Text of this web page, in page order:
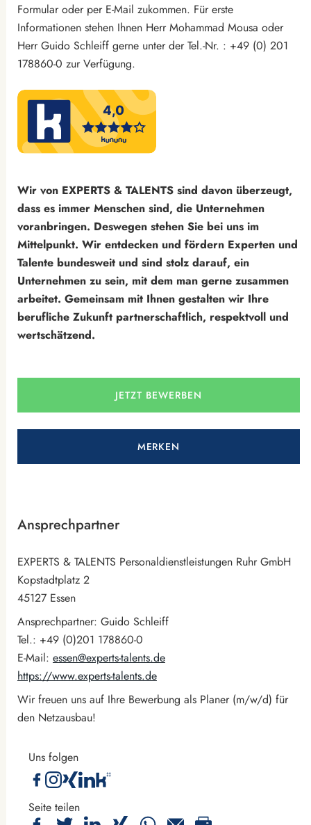
Formular oder per E-Mail zukommen. Für erste
Informationen stehen Ihnen Herr Mohammad Mousa oder
Herr Guido Schleiff gerne unter der Tel.-Nr. : +49 (0) 201
178860-0 zur Verfügung.
Wir von EXPERTS & TALENTS sind davon überzeugt,
dass es immer Menschen sind, die Unternehmen
voranbringen. Deswegen stehen Sie bei uns im
Mittelpunkt. Wir entdecken und fördern Experten und
Talente bundesweit und sind stolz darauf, ein
Unternehmen zu sein, mit dem man gerne zusammen
arbeitet. Gemeinsam mit Ihnen gestalten wir Ihre
berufliche Zukunft partnerschaftlich, respektvoll und
wertschätzend.
JETZT BEWERBEN
MERKEN
Ansprechpartner
EXPERTS & TALENTS Personaldienstleistungen Ruhr GmbH
Kopstadtplatz 2
45127 Essen
Ansprechpartner: Guido Schleiff
Tel.: +49 (0)201 178860-0
E-Mail: essen@experts-talents.de
https://www.experts-talents.de
Wir freuen uns auf Ihre Bewerbung als Planer (m/w/d) für
den Netzausbau!
Uns folgen
Seite teilen